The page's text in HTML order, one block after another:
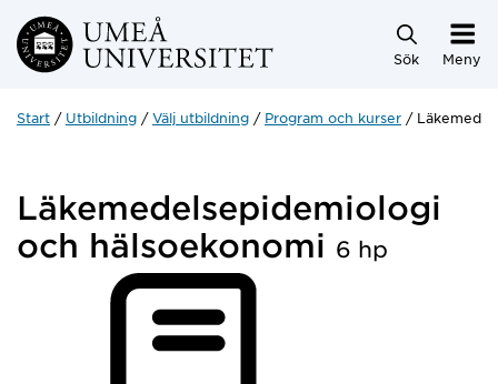
Hoppa direkt till innehållet
Sök Meny
Start Utbildning Välj utbildning Program och kurser
Läkemedelsepidemiologi
och hälsoekonomi 6 hp